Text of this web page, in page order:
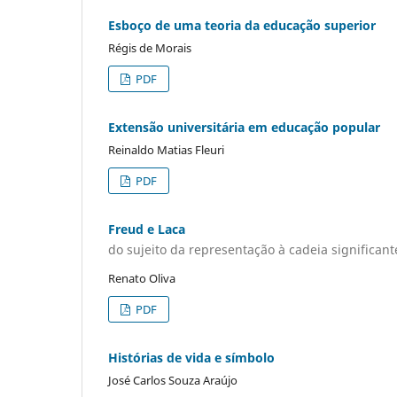
Esboço de uma teoria da educação superior
Régis de Morais
PDF
Extensão universitária em educação popular
Reinaldo Matias Fleuri
PDF
Freud e Laca
do sujeito da representação à cadeia
Renato Oliva
PDF
Histórias de vida e símbolo
José Carlos Souza Araújo